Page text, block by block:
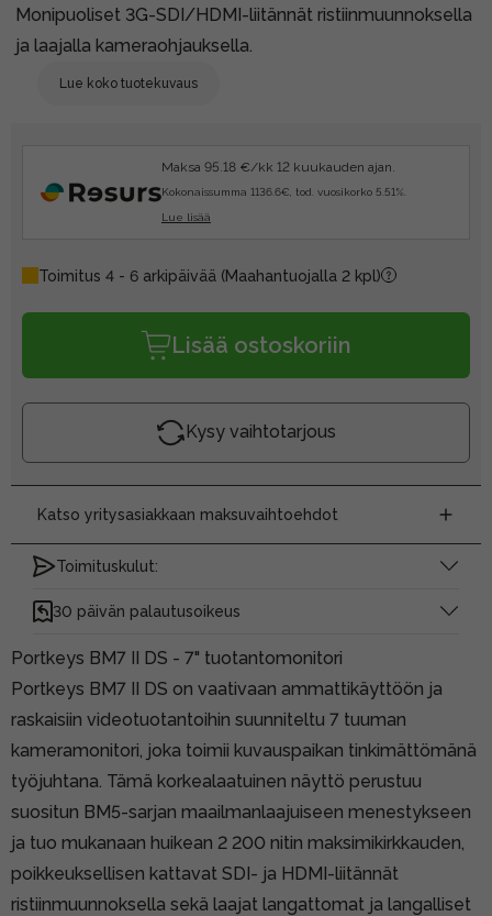
Monipuoliset 3G-SDI/HDMI-liitännät ristiinmuunnoksella
ja laajalla kameraohjauksella.
Lue koko tuotekuvaus
Maksa 95.18 €/kk 12 kuukauden ajan.
Kokonaissumma 1136.6€, tod. vuosikorko 5.51%.
Lue lisää
Toimitus 4 - 6 arkipäivää (Maahantuojalla 2 kpl)
Lisää ostoskoriin
Kysy vaihtotarjous
Katso yritysasiakkaan maksuvaihtoehdot
Toimituskulut:
30 päivän palautusoikeus
Portkeys BM7 II DS - 7" tuotantomonitori
Portkeys BM7 II DS on vaativaan ammattikäyttöön ja
raskaisiin videotuotantoihin suunniteltu 7 tuuman
kameramonitori, joka toimii kuvauspaikan tinkimättömänä
työjuhtana. Tämä korkealaatuinen näyttö perustuu
suositun BM5-sarjan maailmanlaajuiseen menestykseen
ja tuo mukanaan huikean 2 200 nitin maksimikirkkauden,
poikkeuksellisen kattavat SDI- ja HDMI-liitännät
ristiinmuunnoksella sekä laajat langattomat ja langalliset